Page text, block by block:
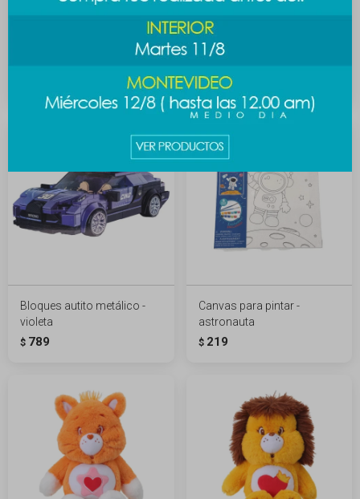
Bloques autito metálico -
Bloques autito metálico -
$ 789
Bloques autito metálico -
violeta
$ 789
Canvas para pintar -
astronauta
$ 219